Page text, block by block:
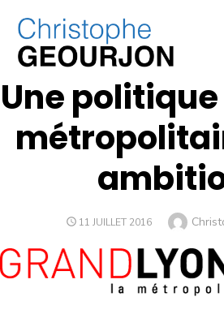
CULTURE ET SPORT MÉTROPOLE DE
Une
11 JUILLET 2016